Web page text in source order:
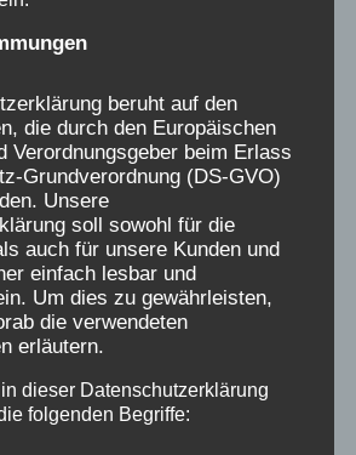
hier etwas aus ihrer
aufschreiben,
verantwortlich, gleichzeitig
Erinnerungen als ein
an, das uns verpflichtet,
dass das Unrecht, was uns
ist, restlos aufgeklärt
nachgegangen wird
Trägerlandschaft auch ihre
beruht auf den
die durch den Europäischen
Verordnungsgeber beim Erlass
Grundverordnung (DS-GVO)
Unsere
soll sowohl für die
auch für unsere Kunden und
einfach lesbar und
Um dies zu gewährleisten,
die verwendeten
erläutern.
dieser Datenschutzerklärung
folgenden Begriffe: